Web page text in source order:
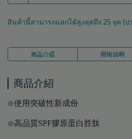
สินค้านี้สามารถแลกได้สูงสุดถึง 25 จุด (ป
商品介紹 規格說明
商品介紹
⊙使用突破性新成份
⊙高品質SPF膠原蛋白胜肽